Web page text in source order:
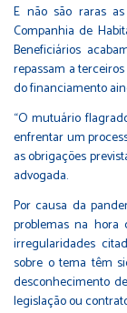
E não são raras
Companhia de
Beneficiários
repassam a
do financiamento
“O mutuário
enfrentar um
as obrigações
advogada.
Por causa da
problemas na
irregularidades
sobre o tema têm
desconhecimento
legislação ou